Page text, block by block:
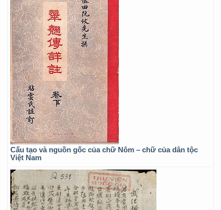
Cấu tạo và nguồn gốc của chữ Nôm – chữ của dân tộc
Việt Nam